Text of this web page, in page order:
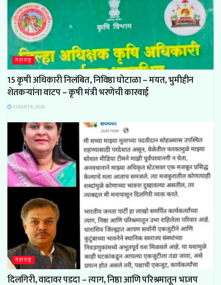
महाराष्ट्र
15 कृषी अधिकारी निलंबित, निविष्ठा घोटाळा – मयत, भुमीहीन
शेतकऱ्यांना वाटप – कृषी मंत्री भरणेंची कारवाई
AUGUST 6, 2026
महाराष्ट्र
दिलगिरी, वादावर पडदा – त्याग, निष्ठा आणि परिश्रमातून भाजप